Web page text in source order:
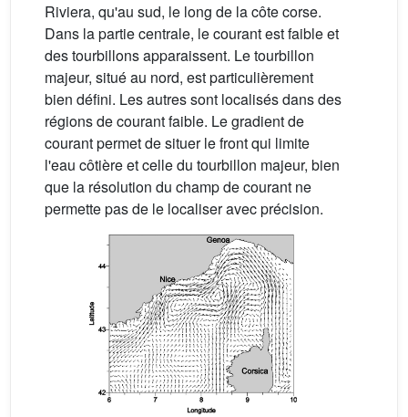
Riviera, qu'au sud, le long de la côte corse.
Dans la partie centrale, le courant est faible et
des tourbillons apparaissent. Le tourbillon
majeur, situé au nord, est particulièrement
bien défini. Les autres sont localisés dans des
régions de courant faible. Le gradient de
courant permet de situer le front qui limite
l'eau côtière et celle du tourbillon majeur, bien
que la résolution du champ de courant ne
permette pas de le localiser avec précision.